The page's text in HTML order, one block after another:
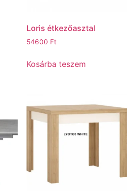
Loris étkezőasztal
54600 Ft
Kosárba teszem